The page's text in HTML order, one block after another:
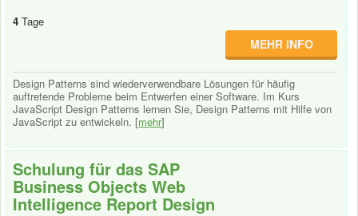
4 Tage
MEHR INFO
Design Patterns sind wiederverwendbare Lösungen für häufig
auftretende Probleme beim Entwerfen einer Software. Im Kurs
JavaScript Design Patterns lernen Sie, Design Patterns mit Hilfe von
JavaScript zu entwickeln. [mehr]
Schulung für das SAP
Business Objects Web
Intelligence Report Design